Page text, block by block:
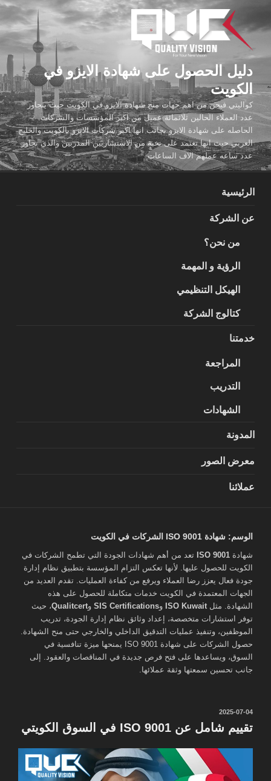
المحتوى
دليل الحصول على شهادة الايزو في
الكويت
كواليتي فيجن من اهم جهات منح شهادة الايزو في الكويت حيث يتجاوز
عدد العملاء الحالين ثلاثمائة عميل من اكبر المؤسسات والشركات
الحاصله على شهادة الايزو بجانب انها اكبر شركات الايزو بالكويت والخليج
العربي حيث انها تعتمد على نخبة من الاستشاريين المدربين والذي تجاوز
عدد ساعه عملهم الاف الساعات
الرئيسية
عن الشركة
من نحن؟
الرؤية و المهمة
الهيكل التنظيمي
كتالوج الشركة
خدمتنا
المراجعة
التدريب
الشهادات
المدونة
معرض الصور
عملائنا
الوسم: شهادة ISO 9001 الشركات في الكويت
شهادة ISO 9001 تعد من أهم شهادات الجودة التي تطمح الشركات في
الكويت للحصول عليها. لأنها تعكس التزام المؤسسة بتطبيق نظام إدارة
جودة فعال يعزز رضا العملاء ويرفع من كفاءة العمليات. تقدم العديد من
الجهات المعتمدة في الكويت خدمات متكاملة للحصول على هذه
الشهادة. مثل ISO Kuwait وSIS Certifications وQualitcert، حيث
توفر استشارات متخصصة، إعداد وثائق نظام إدارة الجودة، تدريب
الموظفين، وتنفيذ عمليات التدقيق الداخلي والخارجي حتى منح الشهادة.
حصول الشركات على شهادة ISO 9001 يمنحها ميزة تنافسية في
السوق، ويساعدها على فتح فرص جديدة في المناقصات والعقود. إلى
جانب تحسين سمعتها وثقة عملائها.
نُشر
2025-07-04
تقييم شامل عن ISO 9001 في السوق الكويتي